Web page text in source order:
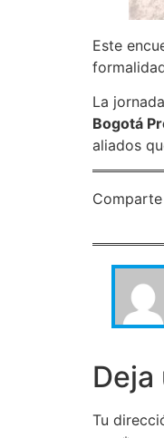
Este
La
Bogotá
aliados
Deja
Tu